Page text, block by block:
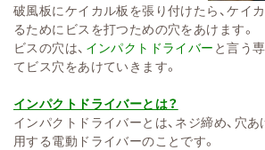
破風板にケイカル板を張り付けたら、ケイ
るためにビスを打つための穴をあけます。
ビスの穴は、 インパクトドライバー と言う
てビス穴をあけていきます。
インパクトドライバーとは？
インパクトドライバーとは、ネジ締め、穴
用する電動ドライバーのことです。